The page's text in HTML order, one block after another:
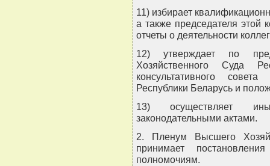
11) избирает
а также председателя этой
отчеты о деятельности
12) утверждает по
Хозяйственного Суда
консультативного
Республики Беларусь и
13) осуществляет
законодательными актами.
2. Пленум Высшего
принимает
полномочиям.